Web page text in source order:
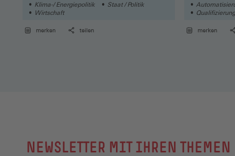
Klima-/ Energiepolitik
Staat / Politik
Wirtschaft
merken teilen
merken
NEWSLETTER MIT IHREN THEMEN